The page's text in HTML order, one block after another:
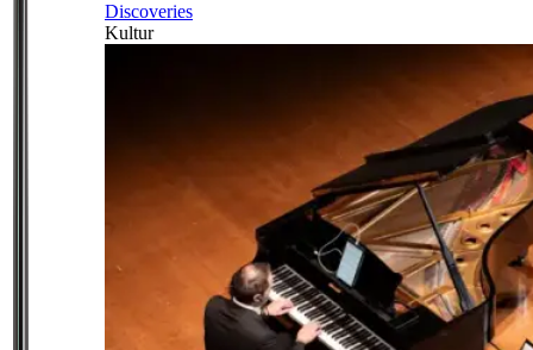
Discoveries
Kultur